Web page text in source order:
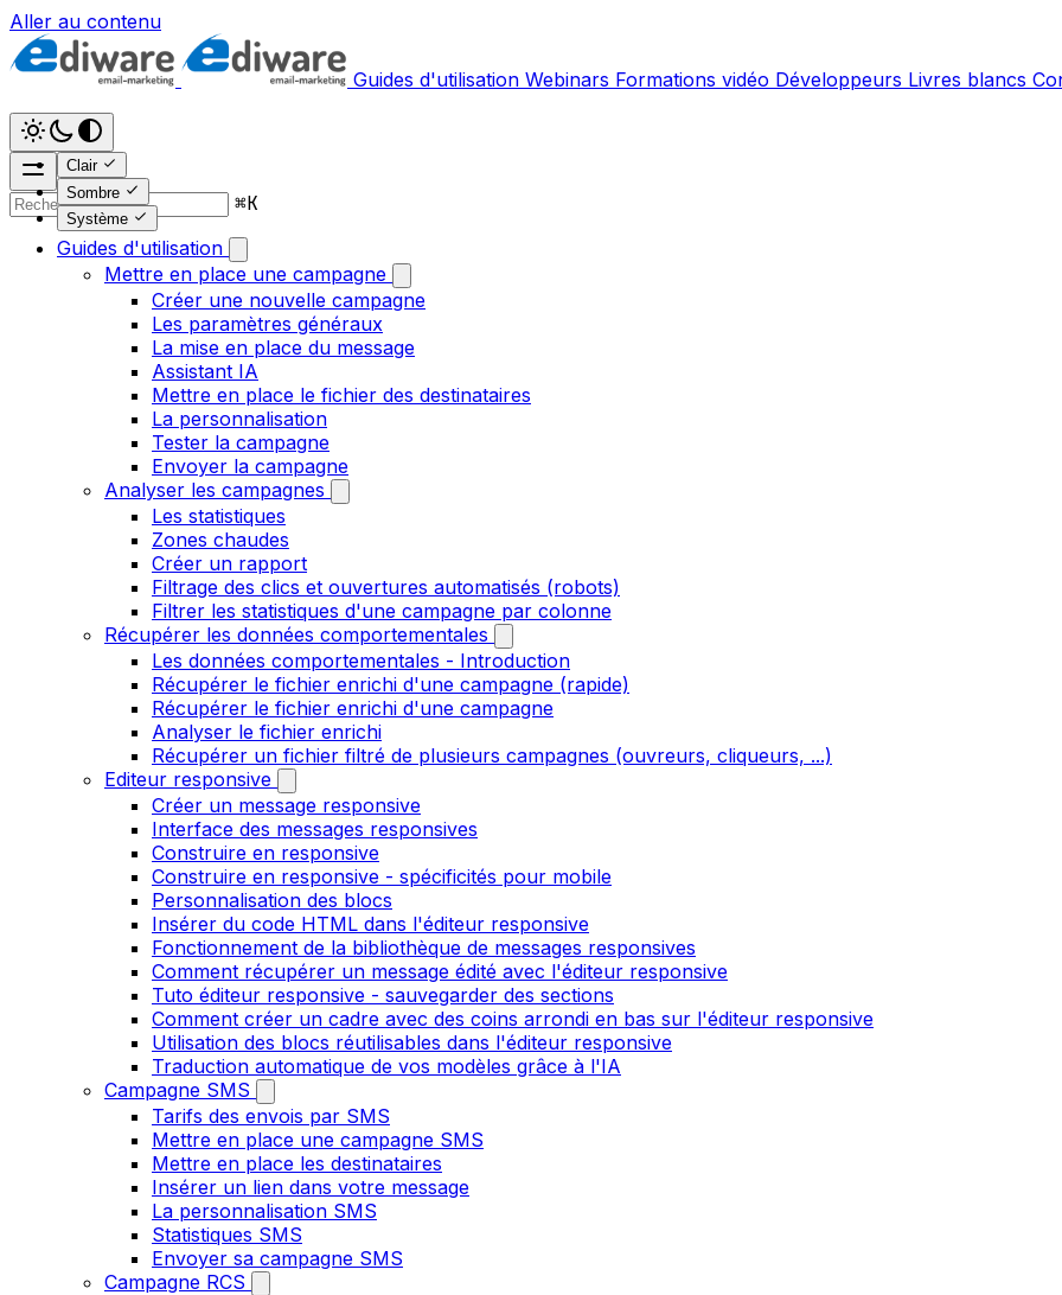
Aller au contenu
Guides d'utilisation Webinars Formations vidéo Développeurs Livres blancs
Clair
Sombre
Système
⌘K
Guides d'utilisation
Mettre en place une campagne
Créer une nouvelle campagne
Les paramètres généraux
La mise en place du message
Assistant IA
Mettre en place le fichier des destinataires
La personnalisation
Tester la campagne
Envoyer la campagne
Analyser les campagnes
Les statistiques
Zones chaudes
Créer un rapport
Filtrage des clics et ouvertures automatisés (robots)
Filtrer les statistiques d'une campagne par colonne
Récupérer les données comportementales
Les données comportementales - Introduction
Récupérer le fichier enrichi d'une campagne (rapide)
Récupérer le fichier enrichi d'une campagne
Analyser le fichier enrichi
Récupérer un fichier filtré de plusieurs campagnes (ouvreurs, cliqueurs, ...)
Editeur responsive
Créer un message responsive
Interface des messages responsives
Construire en responsive
Construire en responsive - spécificités pour mobile
Personnalisation des blocs
Insérer du code HTML dans l'éditeur responsive
Fonctionnement de la bibliothèque de messages responsives
Comment récupérer un message édité avec l'éditeur responsive
Tuto éditeur responsive - sauvegarder des sections
Comment créer un cadre avec des coins arrondi en bas sur l'éditeur responsive
Utilisation des blocs réutilisables dans l'éditeur responsive
Traduction automatique de vos modèles grâce à l'IA
Campagne SMS
Tarifs des envois par SMS
Mettre en place une campagne SMS
Mettre en place les destinataires
Insérer un lien dans votre message
La personnalisation SMS
Statistiques SMS
Envoyer sa campagne SMS
Campagne RCS